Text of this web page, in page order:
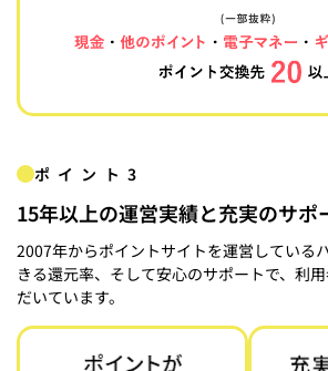
ポイント3
15年以上の運営実績と充実のサポ
2007年からポイントサイトを運営している
きる還元率、そして安心のサポートで、利
だいています。